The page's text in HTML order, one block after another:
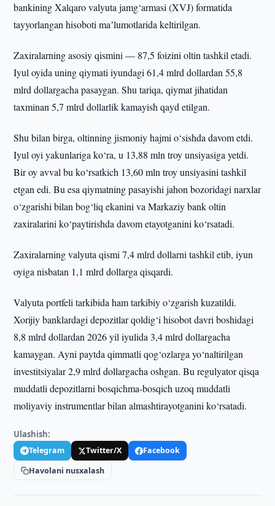
bankining Xalqaro valyuta jamg‘armasi (XVJ) formatida
tayyorlangan hisoboti maʼlumotlarida keltirilgan.
Zaxiralarning asosiy qismini — 87,5 foizini oltin tashkil etadi.
Iyul oyida uning qiymati iyundagi 61,4 mlrd dollardan 55,8
mlrd dollargacha pasaygan. Shu tariqa, qiymat jihatidan
taxminan 5,7 mlrd dollarlik kamayish qayd etilgan.
Shu bilan birga, oltinning jismoniy hajmi o‘sishda davom etdi.
Iyul oyi yakunlariga ko‘ra, u 13,88 mln troy unsiyasiga yetdi.
Bir oy avval bu ko‘rsatkich 13,60 mln troy unsiyasini tashkil
etgan edi. Bu esa qiymatning pasayishi jahon bozoridagi narxlar
o‘zgarishi bilan bog‘liq ekanini va Markaziy bank oltin
zaxiralarini ko‘paytirishda davom etayotganini ko‘rsatadi.
Zaxiralarning valyuta qismi 7,4 mlrd dollarni tashkil etib, iyun
oyiga nisbatan 1,1 mlrd dollarga qisqardi.
Valyuta portfeli tarkibida ham tarkibiy o‘zgarish kuzatildi.
Xorijiy banklardagi depozitlar qoldig‘i hisobot davri boshidagi
8,8 mlrd dollardan 2026 yil iyulida 3,4 mlrd dollargacha
kamaygan. Ayni paytda qimmatli qog‘ozlarga yo‘naltirilgan
investitsiyalar 2,9 mlrd dollargacha oshgan. Bu regulyator qisqa
muddatli depozitlarni bosqichma-bosqich uzoq muddatli
moliyaviy instrumentlar bilan almashtirayotganini ko‘rsatadi.
Ulashish:
Telegram Twitter/X
Facebook
Havolani nusxalash